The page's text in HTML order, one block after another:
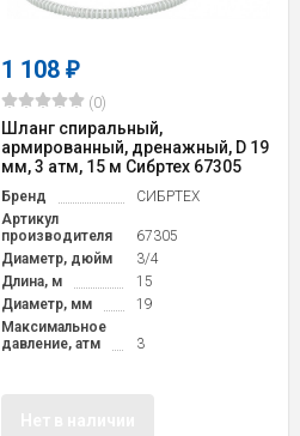
1 108₽
(0)
Шланг спиральный,
армированный, дренажный, D 19
мм, 3 атм, 15 м Сибртех 67305
Бренд
СИБРТЕХ
Артикул
производителя
67305
Диаметр, дюйм
3/4
Длина, м
15
Диаметр, мм
19
Максимальное
давление, атм
3